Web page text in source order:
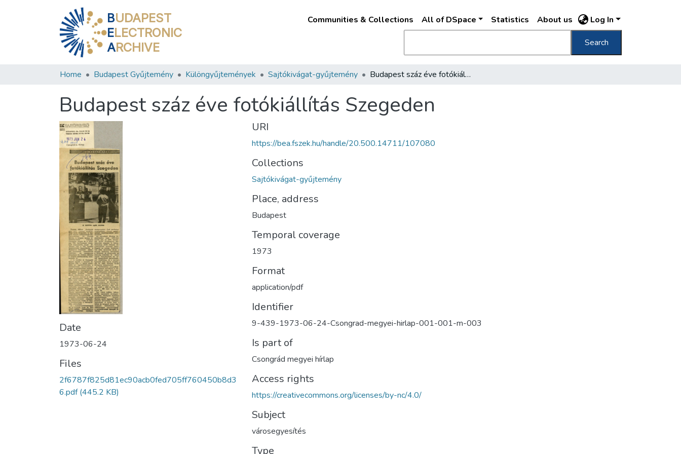
BUDAPEST
ELECTRONIC
ARCHIVE
Communities & Collections All of DSpace Statistics About us Log In
Search
Home Budapest Gyűjtemény Különgyűjtemények Sajtókivágat-gyűjtemény Budapest száz éve fotókiállítás Szegeden
Budapest száz éve fotókiállítás Szegeden
Date
1973-06-24
Files
2f6787f825d81ec90acb0fed705ff760450b8d3
6.pdf(445.2 KB)
URI
https://bea.fszek.hu/handle/20.500.14711/107080
Collections
Sajtókivágat-gyűjtemény
Place, address
Budapest
Temporal coverage
1973
Format
application/pdf
Identifier
9-439-1973-06-24-Csongrad-megyei-hirlap-001-001-m-003
Is part of
Csongrád megyei hírlap
Access rights
https://creativecommons.org/licenses/by-nc/4.0/
Subject
városegyesítés
Type